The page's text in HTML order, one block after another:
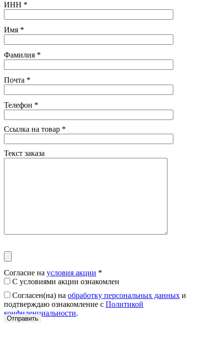
ИНН *
Имя *
Фамилия *
Почта *
Телефон *
Ссылка на товар *
Текст заказа
Согласие на условия акции *
С условиями акции ознакомлен
Согласен(на) на обработку персональных данных и
подтверждаю ознакомление с Политикой
конфиденциальности.